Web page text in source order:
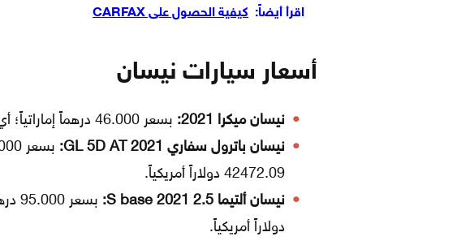
اقرأ أيضاً: كيفية الحصول على CARFAX
أسعار سيارات نيسان
نيسان ميكرا 2021:
بسعر 46.000 درهماً إماراتياً؛ أي ما يعادل 12523.82 دولاراً أمريكياً.
نيسان باترول سفاري GL 5D AT 2021:
42472.09 دولاراً أمريكياً.
نيسان ألتيما 2.5 S base 2021:
دولاراً أمريكياً.